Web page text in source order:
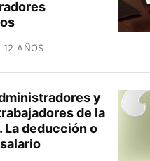
12 AÑOS
y
de la
La deducción o